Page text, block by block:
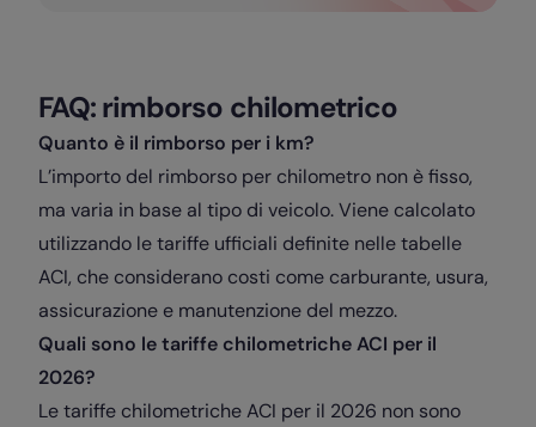
FAQ: rimborso chilometrico
Quanto è il rimborso per i km?
L’importo del rimborso per chilometro non è fisso,
ma varia in base al tipo di veicolo. Viene calcolato
utilizzando le tariffe ufficiali definite nelle tabelle
ACI, che considerano costi come carburante, usura,
assicurazione e manutenzione del mezzo.
Quali sono le tariffe chilometriche ACI per il
2026?
Le tariffe chilometriche ACI per il 2026 non sono